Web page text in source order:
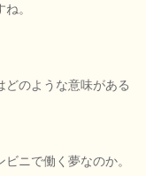
。
どのような意味がある
ニで働く夢なのか。